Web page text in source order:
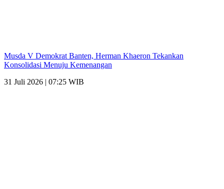
Musda V Demokrat Banten, Herman Khaeron Tekankan
Konsolidasi Menuju Kemenangan
31 Juli 2026 | 07:25 WIB